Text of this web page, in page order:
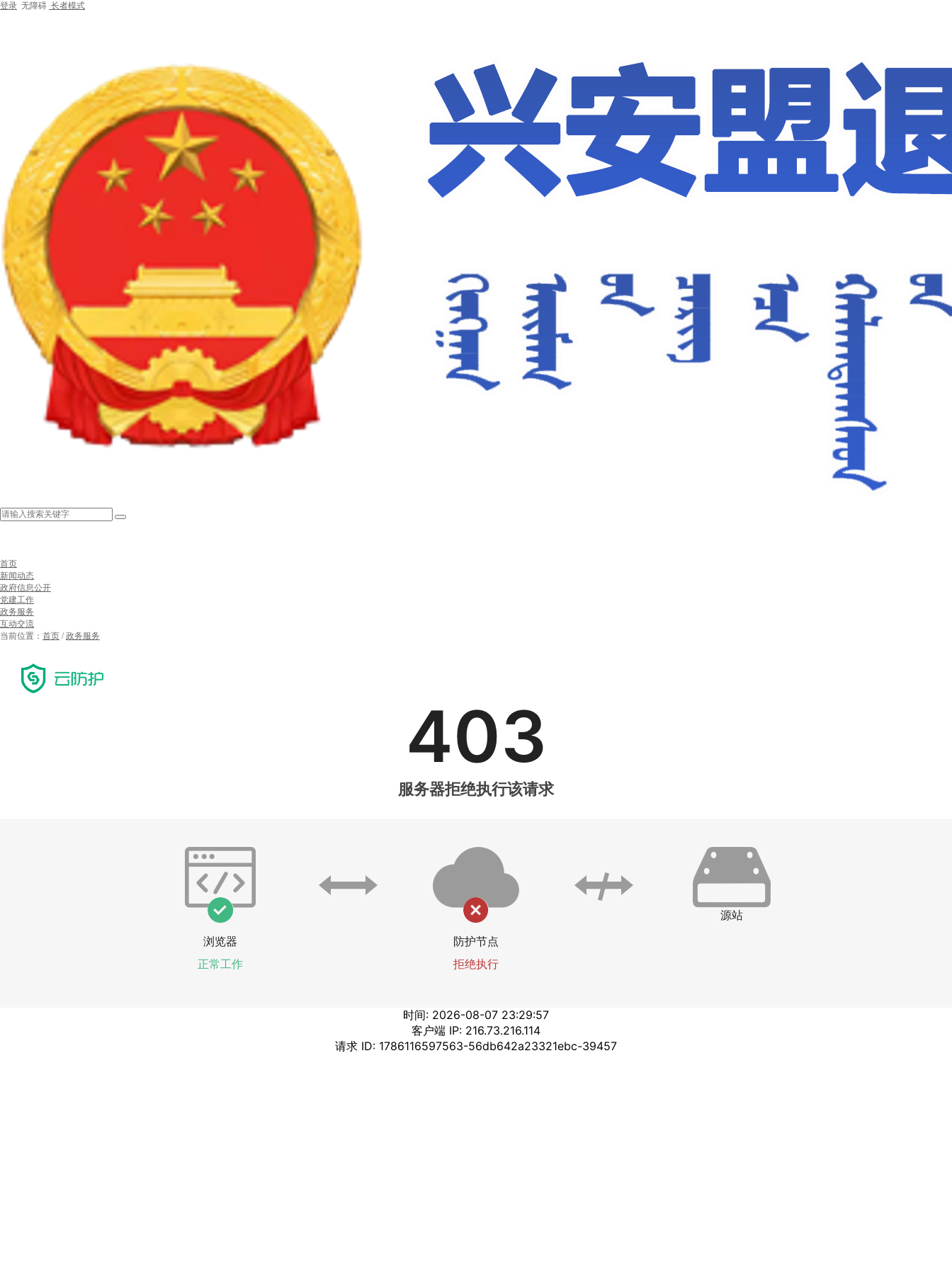
登录 无障碍 长者模式
首页
新闻动态
政府信息公开
党建工作
政务服务
互动交流
当前位置： 首页 /政务服务